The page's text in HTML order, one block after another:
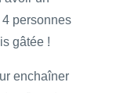
personnes
gâtée !
enchaîner